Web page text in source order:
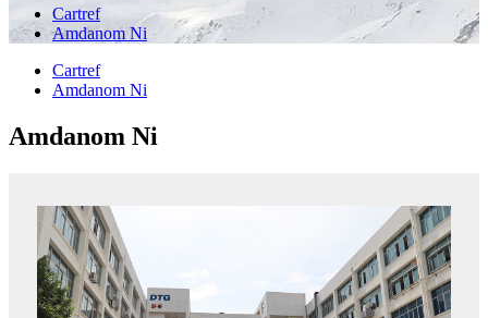
Cartref
Amdanom Ni
Cartref
Amdanom Ni
Amdanom Ni